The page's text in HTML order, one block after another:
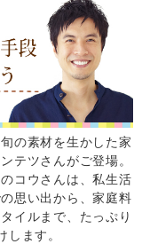
の素材を生かした家
テツさんがご登場。
コウさんは、私生活
思い出から、家庭料
イルまで、たっぷり
ます。